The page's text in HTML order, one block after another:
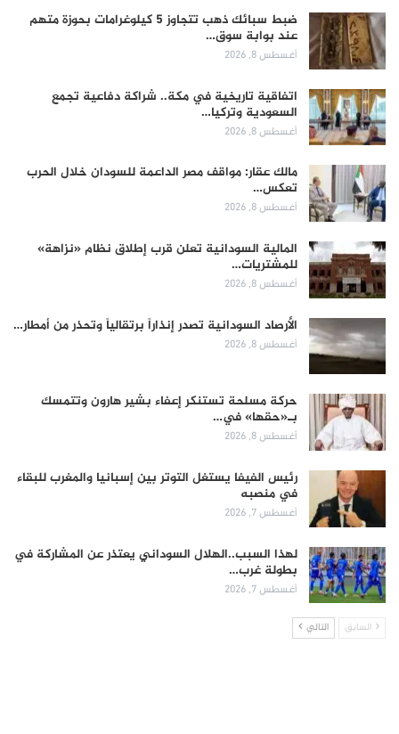
ضبط سبائك ذهب تتجاوز 5 كيلوغرامات بحوزة متهم
عند بوابة سوق…
أغسطس 8, 2026
اتفاقية تاريخية في مكة.. شراكة دفاعية تجمع
السعودية وتركيا…
أغسطس 8, 2026
مالك عقار: مواقف مصر الداعمة للسودان خلال الحرب
تعكس…
أغسطس 8, 2026
المالية السودانية تعلن قرب إطلاق نظام «نزاهة»
للمشتريات…
أغسطس 8, 2026
الأرصاد السودانية تصدر إنذاراً برتقالياً وتحذر من أمطار…
أغسطس 8, 2026
حركة مسلحة تستنكر إعفاء بشير هارون وتتمسك
بـ«حقها» في…
أغسطس 8, 2026
رئيس الفيفا يستغل التوتر بين إسبانيا والمغرب للبقاء
في منصبه
أغسطس 7, 2026
لهذا السبب..الهلال السوداني يعتذر عن المشاركة في
بطولة غرب…
أغسطس 7, 2026
السابق التالي